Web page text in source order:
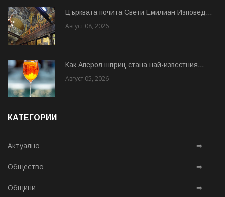
Църквата почита Свeти Емилиан Изповед...
Август 08, 2026
Как Аперол шприц стана най-известния...
Август 05, 2026
КАТЕГОРИИ
Актуално ⇒
Общество ⇒
Общини ⇒